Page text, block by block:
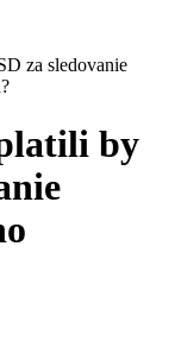
za sledovanie
by